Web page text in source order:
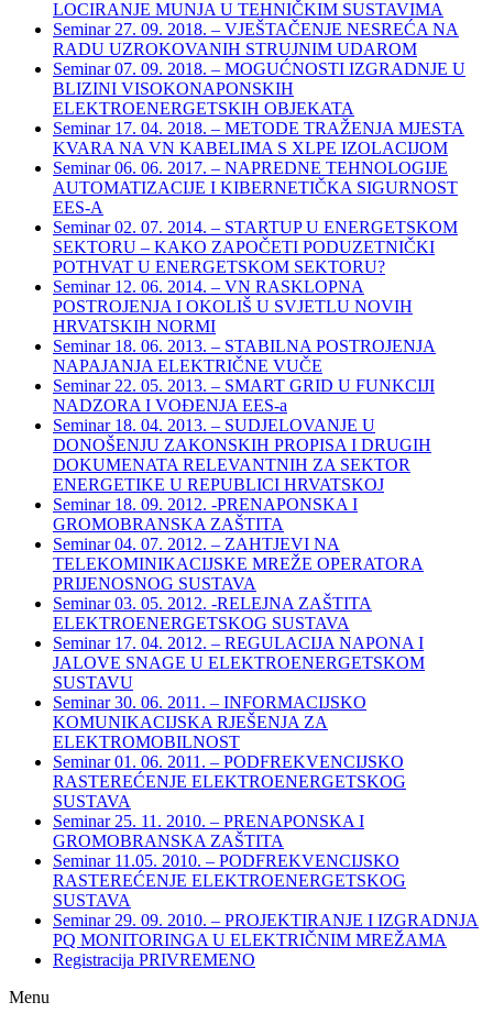
LOCIRANJE MUNJA U TEHNIČKIM SUSTAVIMA
Seminar 27. 09. 2018. – VJEŠTAČENJE NESREĆA NA
RADU UZROKOVANIH STRUJNIM UDAROM
Seminar 07. 09. 2018. – MOGUĆNOSTI IZGRADNJE U
BLIZINI VISOKONAPONSKIH
ELEKTROENERGETSKIH OBJEKATA
Seminar 17. 04. 2018. – METODE TRAŽENJA MJESTA
KVARA NA VN KABELIMA S XLPE IZOLACIJOM
Seminar 06. 06. 2017. – NAPREDNE TEHNOLOGIJE
AUTOMATIZACIJE I KIBERNETIČKA SIGURNOST
EES-A
Seminar 02. 07. 2014. – STARTUP U ENERGETSKOM
SEKTORU – KAKO ZAPOČETI PODUZETNIČKI
POTHVAT U ENERGETSKOM SEKTORU?
Seminar 12. 06. 2014. – VN RASKLOPNA
POSTROJENJA I OKOLIŠ U SVJETLU NOVIH
HRVATSKIH NORMI
Seminar 18. 06. 2013. – STABILNA POSTROJENJA
NAPAJANJA ELEKTRIČNE VUČE
Seminar 22. 05. 2013. – SMART GRID U FUNKCIJI
NADZORA I VOĐENJA EES-a
Seminar 18. 04. 2013. – SUDJELOVANJE U
DONOŠENJU ZAKONSKIH PROPISA I DRUGIH
DOKUMENATA RELEVANTNIH ZA SEKTOR
ENERGETIKE U REPUBLICI HRVATSKOJ
Seminar 18. 09. 2012. -PRENAPONSKA I
GROMOBRANSKA ZAŠTITA
Seminar 04. 07. 2012. – ZAHTJEVI NA
TELEKOMINIKACIJSKE MREŽE OPERATORA
PRIJENOSNOG SUSTAVA
Seminar 03. 05. 2012. -RELEJNA ZAŠTITA
ELEKTROENERGETSKOG SUSTAVA
Seminar 17. 04. 2012. – REGULACIJA NAPONA I
JALOVE SNAGE U ELEKTROENERGETSKOM
SUSTAVU
Seminar 30. 06. 2011. – INFORMACIJSKO
KOMUNIKACIJSKA RJEŠENJA ZA
ELEKTROMOBILNOST
Seminar 01. 06. 2011. – PODFREKVENCIJSKO
RASTEREĆENJE ELEKTROENERGETSKOG
SUSTAVA
Seminar 25. 11. 2010. – PRENAPONSKA I
GROMOBRANSKA ZAŠTITA
Seminar 11.05. 2010. – PODFREKVENCIJSKO
RASTEREĆENJE ELEKTROENERGETSKOG
SUSTAVA
Seminar 29. 09. 2010. – PROJEKTIRANJE I IZGRADNJA
PQ MONITORINGA U ELEKTRIČNIM MREŽAMA
Registracija PRIVREMENO
Menu